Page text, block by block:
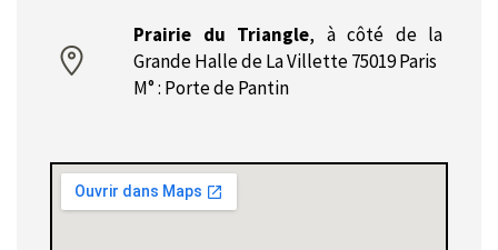
Prairie du Triangle, à côté de la
Grande Halle de La Villette 75019 Paris
M° : Porte de Pantin